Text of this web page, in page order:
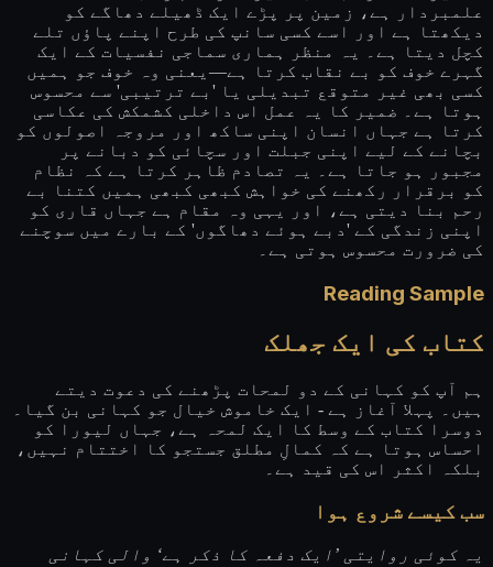
علمبردار ہے، زمین پر پڑے ایک ڈھیلے دھاگے کو
دیکھتا ہے اور اسے کسی سانپ کی طرح اپنے پاؤں تلے
کچل دیتا ہے۔ یہ منظر ہماری سماجی نفسیات کے ایک
گہرے خوف کو بے نقاب کرتا ہے—یعنی وہ خوف جو ہمیں
کسی بھی غیر متوقع تبدیلی یا 'بے ترتیبی' سے محسوس
ہوتا ہے۔ ضمیر کا یہ عمل اس داخلی کشمکش کی عکاسی
کرتا ہے جہاں انسان اپنی ساکھ اور مروجہ اصولوں کو
بچانے کے لیے اپنی جبلت اور سچائی کو دبانے پر
مجبور ہو جاتا ہے۔ یہ تصادم ظاہر کرتا ہے کہ نظام
کو برقرار رکھنے کی خواہش کبھی کبھی ہمیں کتنا بے
رحم بنا دیتی ہے، اور یہی وہ مقام ہے جہاں قاری کو
اپنی زندگی کے 'دبے ہوئے دھاگوں' کے بارے میں سوچنے
کی ضرورت محسوس ہوتی ہے۔
Reading Sample
کتاب کی ایک جھلک
ہم آپ کو کہانی کے دو لمحات پڑھنے کی دعوت دیتے
ہیں۔ پہلا آغاز ہے - ایک خاموش خیال جو کہانی بن گیا۔
دوسرا کتاب کے وسط کا ایک لمحہ ہے، جہاں لیورا کو
احساس ہوتا ہے کہ کمالِ مطلق جستجو کا اختتام نہیں،
بلکہ اکثر اس کی قید ہے۔
سب کیسے شروع ہوا
یہ کوئی روایتی ’ایک دفعہ کا ذکر ہے‘ والی کہانی